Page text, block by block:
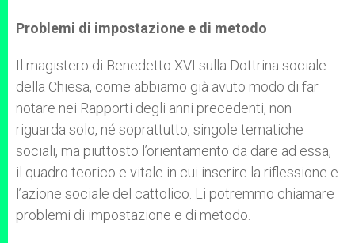
Problemi di impostazione e di metodo
Il magistero di Benedetto XVI sulla Dottrina sociale
della Chiesa, come abbiamo già avuto modo di far
notare nei Rapporti degli anni precedenti, non
riguarda solo, né soprattutto, singole tematiche
sociali, ma piuttosto l’orientamento da dare ad essa,
il quadro teorico e vitale in cui inserire la riflessione e
l’azione sociale del cattolico. Li potremmo chiamare
problemi di impostazione e di metodo.